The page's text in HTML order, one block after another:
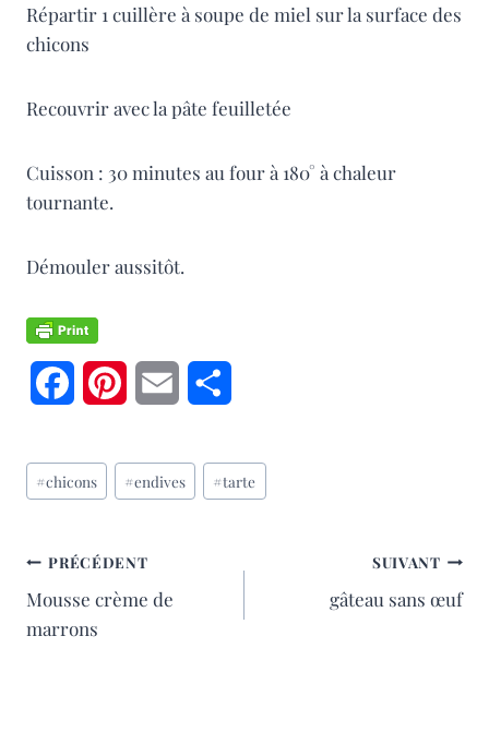
Répartir 1 cuillère à soupe de miel sur la surface des
chicons
Recouvrir avec la pâte feuilletée
Cuisson : 30 minutes au four à 180° à chaleur
tournante.
Démouler aussitôt.
c
b
o
o
n
e
r
a
r
Étiquettes
de
publication :
#chicons #endives #tarte
NAVIGATION
DE
PRÉCÉDENT
Mousse crème de
marrons
SUIVANT
gâteau sans œuf